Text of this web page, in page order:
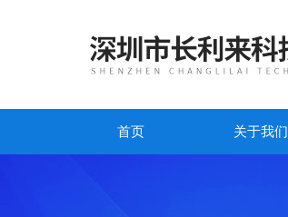
首页 关于我们